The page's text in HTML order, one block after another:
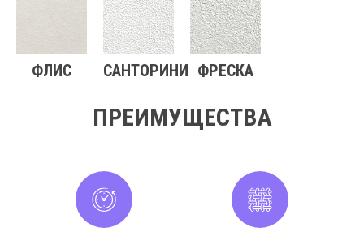
ФЛИС САНТОРИНИ ФРЕСКА
ПРЕИМУЩЕСТВА